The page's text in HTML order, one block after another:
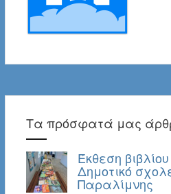
Τα πρόσφατά μας
Έκθεση
Δημοτικό
Παραλίμνης